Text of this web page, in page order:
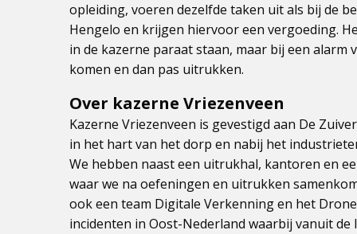
opleiding, voeren dezelfde taken uit als bij de
Hengelo en krijgen hiervoor een vergoeding.
in de kazerne paraat staan, maar bij een
komen en dan pas uitrukken.
Over kazerne Vriezenveen
Kazerne Vriezenveen is gevestigd aan De
in het hart van het dorp en nabij het
We hebben naast een uitrukhal, kantoren en
waar we na oefeningen en uitrukken
ook een team Digitale Verkenning en het
incidenten in Oost-Nederland waarbij vanuit de